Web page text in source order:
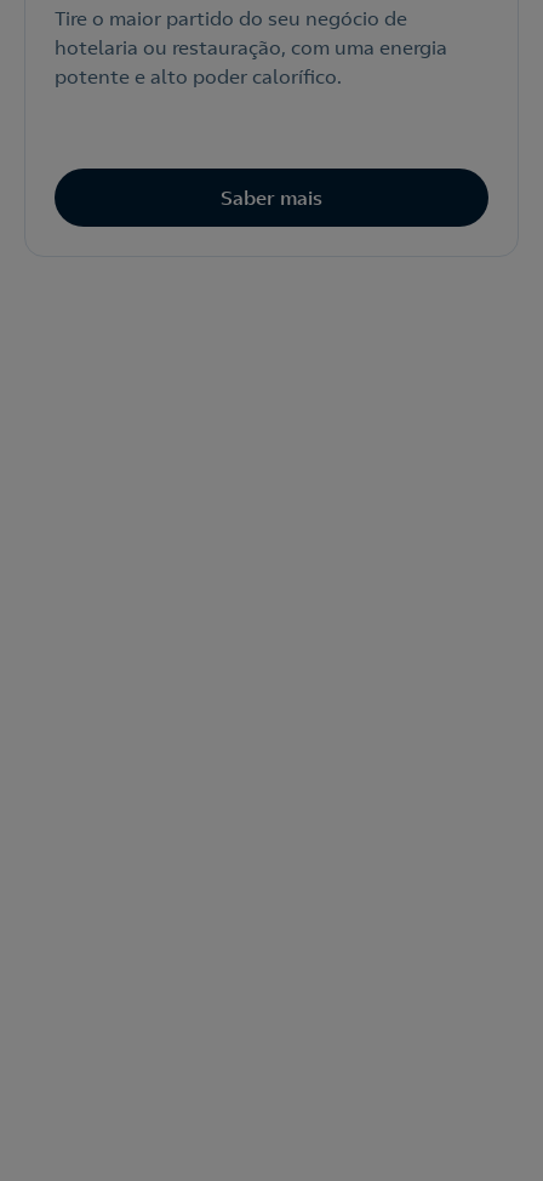
Tire o maior partido do seu negócio de
hotelaria ou restauração, com uma energia
potente e alto poder calorífico.
Saber mais